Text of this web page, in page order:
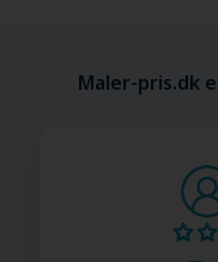
Maler-pris.dk